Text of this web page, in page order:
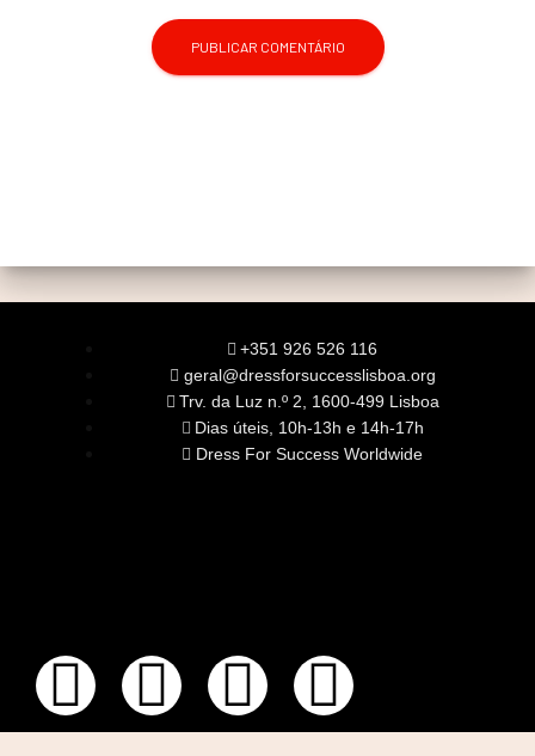
+351 926 526 116
geral@dressforsuccesslisboa.org
Trv. da Luz n.º 2, 1600-499 Lisboa
Dias úteis, 10h-13h e 14h-17h
Dress For Success Worldwide